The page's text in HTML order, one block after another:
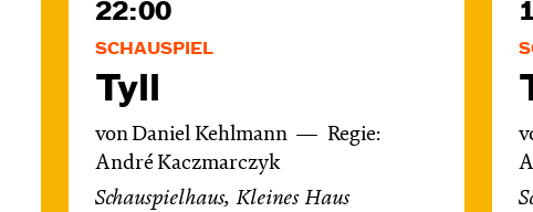
22:00
SCHAUSPIEL
Tyll
von Daniel Kehlmann
Regie:
André Kaczmarczyk
Schauspielhaus, Kleines Haus